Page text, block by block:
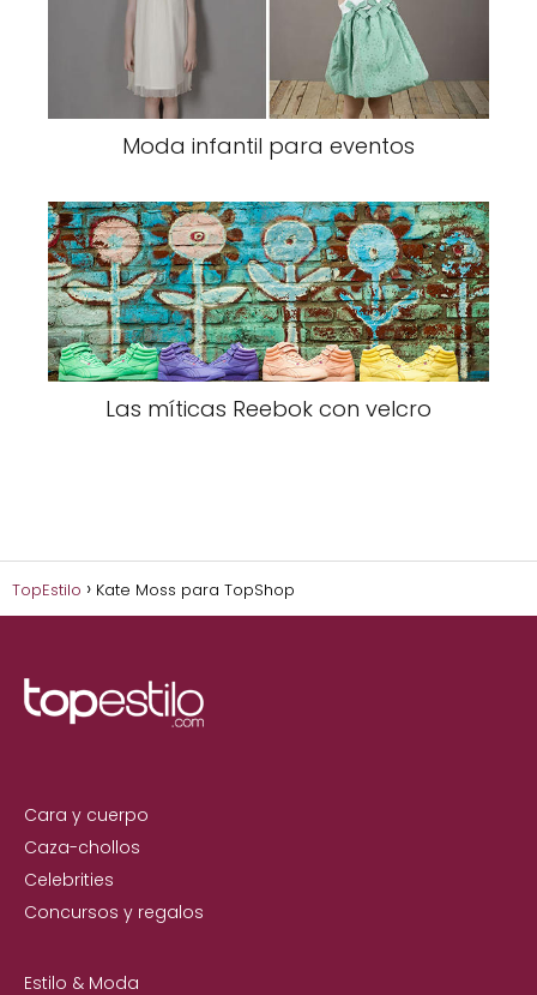
Moda infantil para eventos
Las míticas Reebok con velcro
TopEstilo Kate Moss para TopShop
Cara y cuerpo
Caza-chollos
Celebrities
Concursos y regalos
Estilo & Moda